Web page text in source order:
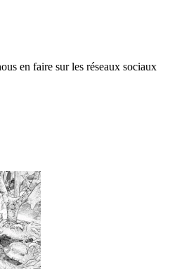
en faire sur les réseaux sociaux